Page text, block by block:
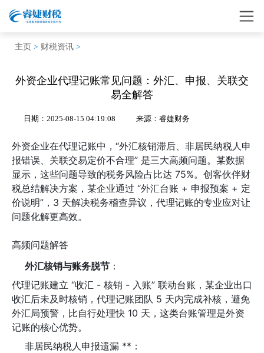
主页 > 财税资讯 >
外资企业代理记账常见问题：外汇、申报、关联交
易全解答
日期：2025-08-15 04:19:08 来源：睿婕财务
外资企业在代理记账中，“外汇核销滞后、非居民纳税人申
报错误、关联交易定价不合理” 是三大高频问题。某数据
显示，这些问题导致的税务风险占比达 75%。创客伙伴财
税总结解决方案，某企业通过 “外汇台账 + 申报预案 + 定
价说明”，3 天解决税务稽查异议，代理记账的专业应对让
问题化解更高效。
高频问题解答
外汇核销与账务脱节 ：
代理记账建立 “收汇 - 核销 - 入账” 联动台账，某企业出口
收汇后未及时核销，代理记账团队 5 天内完成补核，避免
外汇局预警，比自行处理快 10 天，这类台账管理是外资
记账的核心优势。
非居民纳税人申报遗漏 **：